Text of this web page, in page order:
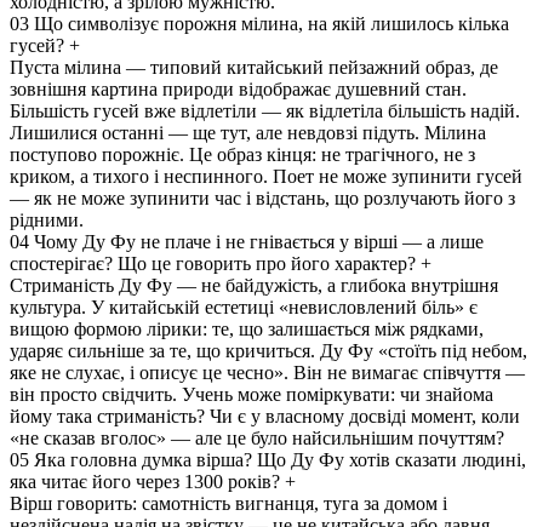
03 Що символізує порожня мілина, на якій лишилось кілька
гусей? +
Пуста мілина — типовий китайський пейзажний образ, де
зовнішня картина природи відображає душевний стан.
Більшість гусей вже відлетіли — як відлетіла більшість надій.
Лишилися останні — ще тут, але невдовзі підуть. Мілина
поступово порожніє. Це образ кінця: не трагічного, не з
криком, а тихого і неспинного. Поет не може зупинити гусей
— як не може зупинити час і відстань, що розлучають його з
рідними.
04 Чому Ду Фу не плаче і не гнівається у вірші — а лише
спостерігає? Що це говорить про його характер? +
Стриманість Ду Фу — не байдужість, а глибока внутрішня
культура. У китайській естетиці «невисловлений біль» є
вищою формою лірики: те, що залишається між рядками,
ударяє сильніше за те, що кричиться. Ду Фу «стоїть під небом,
яке не слухає, і описує це чесно». Він не вимагає співчуття —
він просто свідчить. Учень може поміркувати: чи знайома
йому така стриманість? Чи є у власному досвіді момент, коли
«не сказав вголос» — але це було найсильнішим почуттям?
05 Яка головна думка вірша? Що Ду Фу хотів сказати людині,
яка читає його через 1300 років? +
Вірш говорить: самотність вигнанця, туга за домом і